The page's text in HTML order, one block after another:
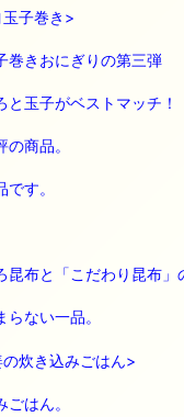
子巻き>
巻きおにぎりの第三弾
と玉子がベストマッチ！
商品。
す。
昆布と「こだわり昆布」
ない一品。
炊き込みごはん>
はん。